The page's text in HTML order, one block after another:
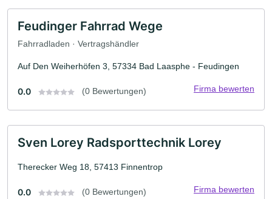
Feudinger Fahrrad Wege
Fahrradladen · Vertragshändler
Auf Den Weiherhöfen 3, 57334 Bad Laasphe - Feudingen
0.0 (0 Bewertungen) Firma bewerten
Sven Lorey Radsporttechnik Lorey
Therecker Weg 18, 57413 Finnentrop
0.0 (0 Bewertungen) Firma bewerten